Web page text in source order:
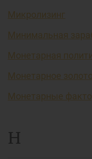
Микролизинг
Минимальная
Монетарная
Монетарное золото
Монетарные
Н